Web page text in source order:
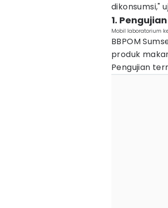
dikonsumsi,"
1.
Mobil laboratorium
BBPOM
produk
Pengujian